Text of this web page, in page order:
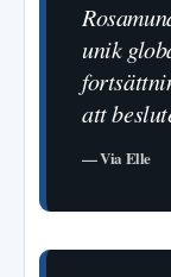
unik
att
— Via Elle